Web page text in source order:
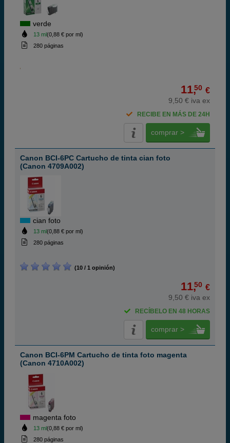
verde
13 ml(0,88 € por ml)
280 páginas
11,50 €
9,50 € iva ex
RECIBE EN MÁS DE 24H
comprar >
Canon BCI-6PC Cartucho de tinta cian foto
(Canon 4709A002)
cian foto
13 ml(0,88 € por ml)
280 páginas
(10 / 1 opinión)
11,50 €
9,50 € iva ex
RECÍBELO EN 48 HORAS
comprar >
Canon BCI-6PM Cartucho de tinta foto magenta
(Canon 4710A002)
magenta foto
13 ml(0,88 € por ml)
280 páginas